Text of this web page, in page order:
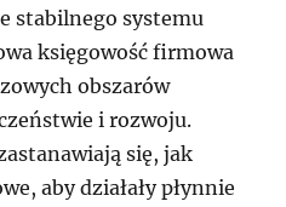
stabilnego systemu
księgowość firmowa
obszarów
i rozwoju.
się, jak
aby działały płynnie